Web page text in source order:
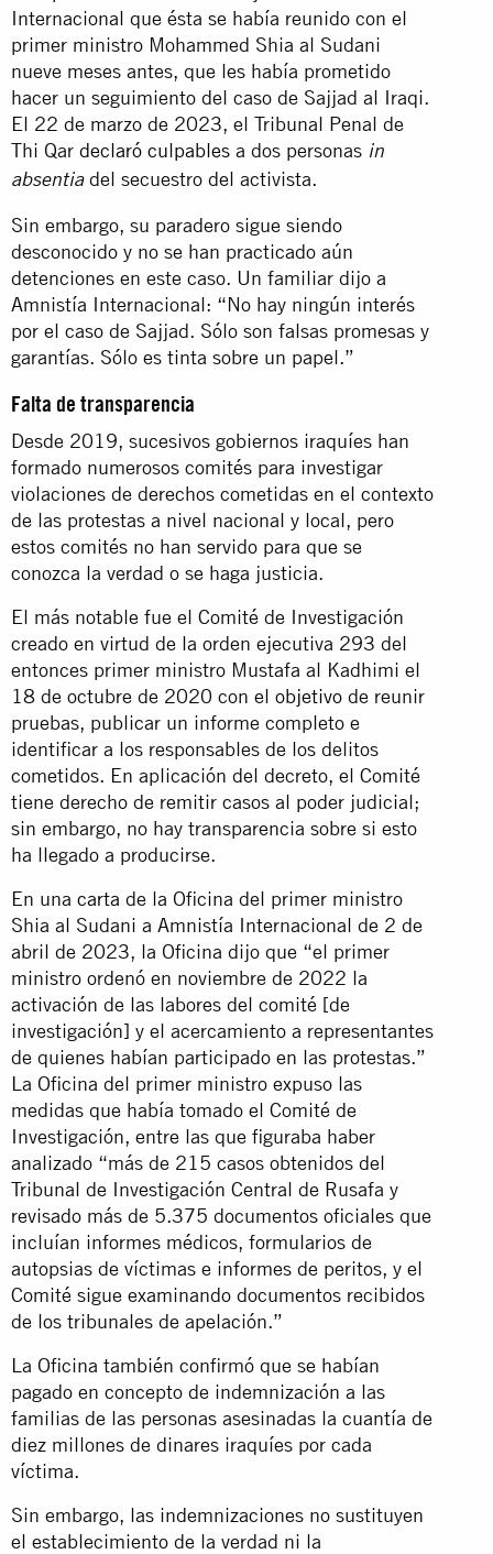
Internacional que ésta se había reunido con el
primer ministro Mohammed Shia al Sudani
nueve meses antes, que les había prometido
hacer un seguimiento del caso de Sajjad al Iraqi.
El 22 de marzo de 2023, el Tribunal Penal de
Thi Qar declaró culpables a dos personas in
absentiadel secuestro del activista.
Sin embargo, su paradero sigue siendo
desconocido y no se han practicado aún
detenciones en este caso. Un familiar dijo a
Amnistía Internacional: “No hay ningún interés
por el caso de Sajjad. Sólo son falsas promesas y
garantías. Sólo es tinta sobre un papel.”
Falta de transparencia
Desde 2019, sucesivos gobiernos iraquíes han
formado numerosos comités para investigar
violaciones de derechos cometidas en el contexto
de las protestas a nivel nacional y local, pero
estos comités no han servido para que se
conozca la verdad o se haga justicia.
El más notable fue el Comité de Investigación
creado en virtud de la orden ejecutiva 293 del
entonces primer ministro Mustafa al Kadhimi el
18 de octubre de 2020 con el objetivo de reunir
pruebas, publicar un informe completo e
identificar a los responsables de los delitos
cometidos. En aplicación del decreto, el Comité
tiene derecho de remitir casos al poder judicial;
sin embargo, no hay transparencia sobre si esto
ha llegado a producirse.
En una carta de la Oficina del primer ministro
Shia al Sudani a Amnistía Internacional de 2 de
abril de 2023, la Oficina dijo que “el primer
ministro ordenó en noviembre de 2022 la
activación de las labores del comité [de
investigación] y el acercamiento a representantes
de quienes habían participado en las protestas.”
La Oficina del primer ministro expuso las
medidas que había tomado el Comité de
Investigación, entre las que figuraba haber
analizado “más de 215 casos obtenidos del
Tribunal de Investigación Central de Rusafa y
revisado más de 5.375 documentos oficiales que
incluían informes médicos, formularios de
autopsias de víctimas e informes de peritos, y el
Comité sigue examinando documentos recibidos
de los tribunales de apelación.”
La Oficina también confirmó que se habían
pagado en concepto de indemnización a las
familias de las personas asesinadas la cuantía de
diez millones de dinares iraquíes por cada
víctima.
Sin embargo, las indemnizaciones no sustituyen
el establecimiento de la verdad ni la